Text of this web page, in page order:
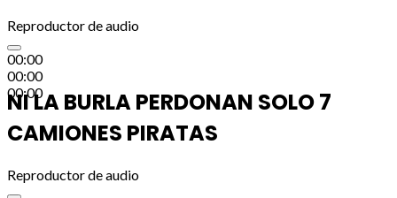
Reproductor de audio
00:00
00:00
00:00
NI LA BURLA PERDONAN SOLO 7
CAMIONES PIRATAS
Reproductor de audio